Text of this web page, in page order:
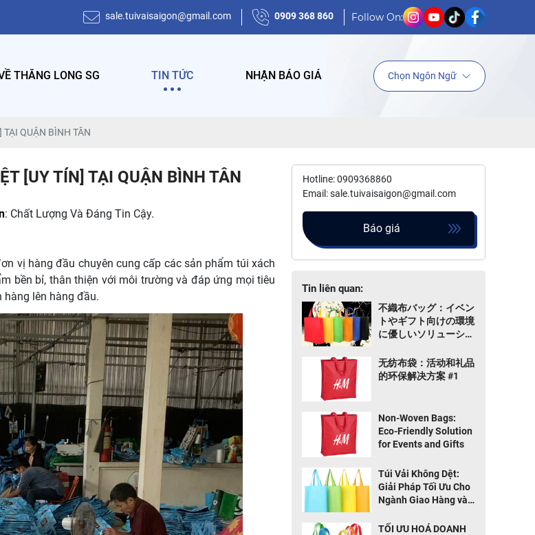
sale.tuivaisaigon@gmail.com 0909 368 860 Follow On:
THĂNG LONG SG TIN TỨC NHẬN BÁO GIÁ Chọn Ngôn Ngữ
TẠI QUẬN BÌNH TÂN
[UY TÍN] TẠI QUẬN BÌNH TÂN
: Chất Lượng Và Đáng Tin Cậy.
vị hàng đầu chuyên cung cấp các sản phẩm túi xách
bền bỉ, thân thiện với môi trường và đáp ứng mọi tiêu
lên hàng đầu.
Hotline: 0909368860
Email: sale.tuivaisaigon@gmail.com
Báo giá
Tin liên quan:
不織布バッグ：イベン
トやギフト向けの環境
に優しいソリューショ
无纺布袋：活动和礼品
的环保解决方案 #1
Non-Woven Bags:
Eco-Friendly Solution
for Events and Gifts
Túi Vải Không Dệt:
Giải Pháp Tối Ưu Cho
Ngành Giao Hàng và
TỐI ƯU HOÁ DOANH